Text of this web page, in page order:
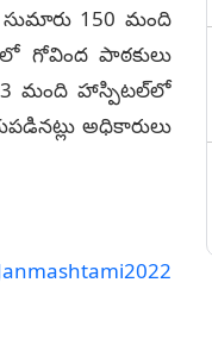
సుమారు 150 మంది
గోవింద పాఠ‌కులు
మంది హాస్పిట‌ల్‌లో
అధికారులు